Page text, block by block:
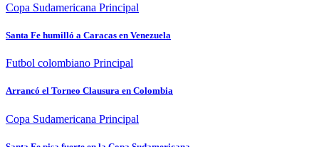
Copa Sudamericana Principal
Santa Fe humilló a Caracas en Venezuela
Futbol colombiano Principal
Arrancó el Torneo Clausura en Colombia
Copa Sudamericana Principal